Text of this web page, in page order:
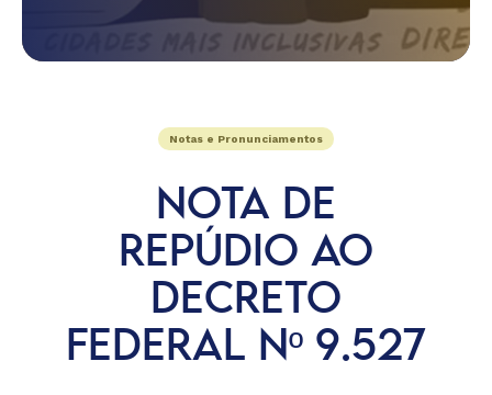
Notas e Pronunciamentos
NOTA DE
REPÚDIO AO
DECRETO
FEDERAL Nº 9.527